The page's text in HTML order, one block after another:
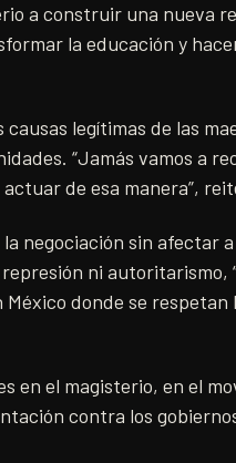
a construir una nueva
la educación y
legítimas de las
“Jamás vamos a
de esa manera”,
negociación sin afectar
ni autoritarismo,
donde se respetan
en el magisterio, en el
contra los